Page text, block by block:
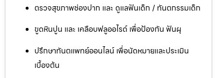
ตรวจสุขภาพช่องปาก และ ดูแลฟันเด็ก / ทันตกรรมเด็ก
ขูดหินปูน และ เคลือบฟลูออไรด์ เพื่อป้องกัน ฟันผุ
ปรึกษาทันตแพทย์ออนไลน์ เพื่อนัดหมายและประเมิน
เบื้องต้น